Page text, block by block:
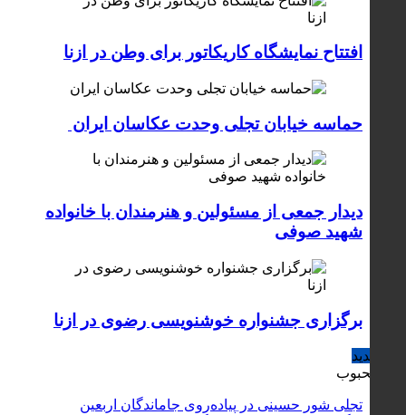
افتتاح نمایشگاه کاریکاتور برای وطن در ازنا
حماسه خیابان تجلی وحدت عکاسان ایران
دیدار جمعی از مسئولین و هنرمندان با خانواده
شهید صوفی
برگزاری جشنواره خوشنویسی رضوی در ازنا
جدید
محبوب
تجلی شور حسینی در پیاده‌روی جاماندگان اربعین